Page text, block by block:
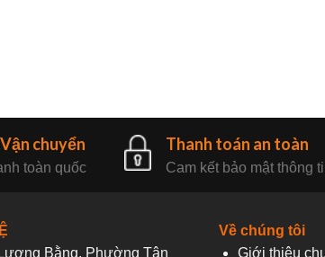
chuyển
toàn quốc
Thanh toán an toàn
Cam kết bảo mật thông
Bằng, Phường Tân
Về chúng tôi
Giới thiệu